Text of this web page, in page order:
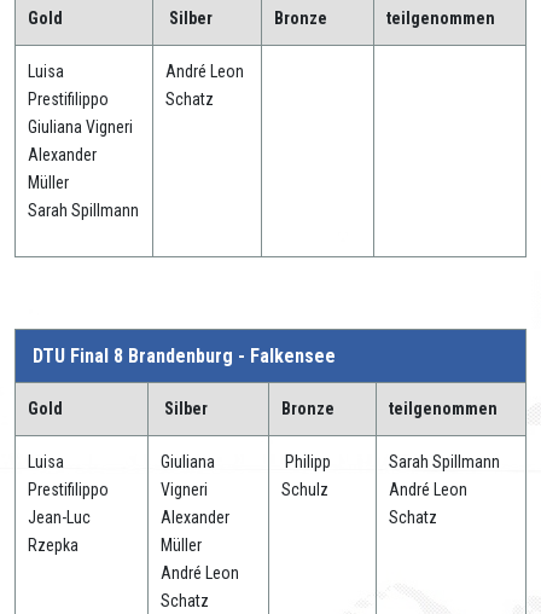
Gold Silber Bronze teilgenommen
Luisa
Prestifilippo
Giuliana Vigneri
Alexander
Müller
Sarah Spillmann
André Leon
Schatz
DTU Final 8 Brandenburg - Falkensee
Gold Silber Bronze teilgenommen
Luisa
Prestifilippo
Jean-Luc
Rzepka
Giuliana
Vigneri
Alexander
Müller
André Leon
Schatz
Philipp
Schulz
Sarah Spillmann
André Leon
Schatz